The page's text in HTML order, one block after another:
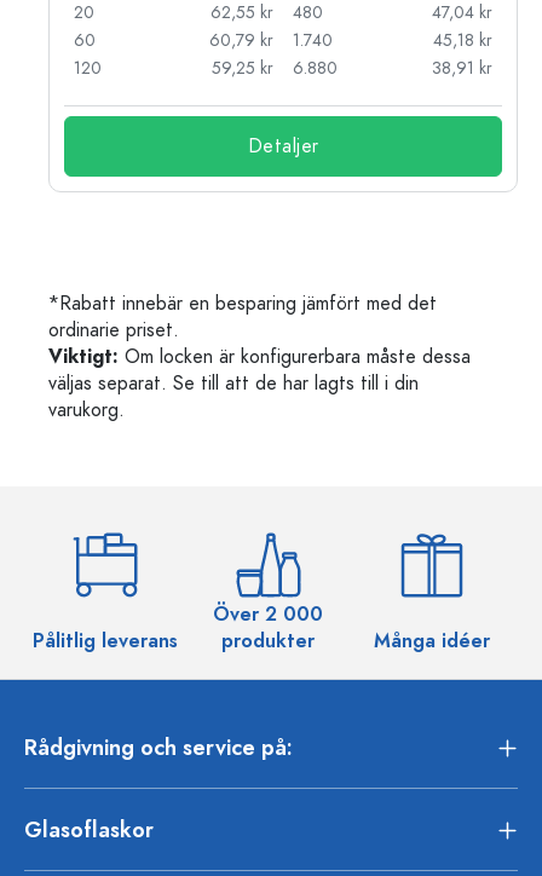
20
62,55 kr
60
60,79 kr
120
59,25 kr
480
47,04 kr
1.740
45,18 kr
6.880
38,91 kr
Detaljer
*Rabatt innebär en besparing jämfört med det
ordinarie priset.
Viktigt: Om locken är konfigurerbara måste dessa
väljas separat. Se till att de har lagts till i din
varukorg.
Pålitlig leverans
Över 2 000
produkter
Många idéer
Rådgivning och service på:
Glasoflaskor